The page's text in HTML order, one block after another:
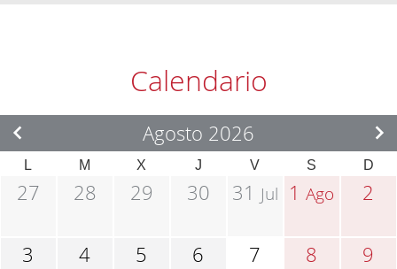
Calendario
Agosto 2026
L M X J V S D
27 28 29 30 31 Jul 1Ago 2
3 4 5 6 7 8 9